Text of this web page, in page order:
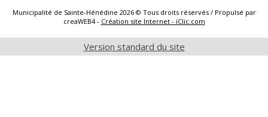
Municipalité de Sainte-Hénédine 2026 © Tous droits réservés / Propulsé par
creaWEB4 - Création site Internet - iClic.com
Version standard du site